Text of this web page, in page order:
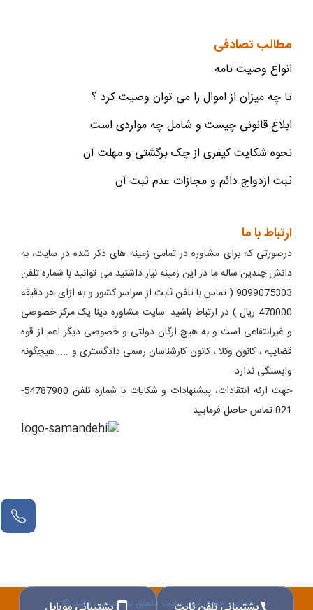
مطالب تصادفی
انواع وصیت نامه
تا چه میزان از اموال را می توان وصیت کرد ؟
ابلاغ قانونی چیست و شامل چه مواردی است
نحوه شکایت کیفری از چک برگشتی و مهلت آن
ثبت ازدواج دائم و مجازات عدم ثبت آن
ارتباط با ما
درصورتی که برای مشاوره در تمامی زمینه های ذکر شده در سایت، به
دانش چندین ساله ما در این زمینه نیاز داشتید می توانید با شماره تلفن
9099075303 ( تماس با تلفن ثابت از سراسر کشور و به ازای هر دقیقه
470000 ریال ) در ارتباط باشید. سایت مشاوره دینا یک مرکز خصوصی
و غیرانتفاعی است و به هیچ ارگان دولتی و خصوصی دیگر اعم از قوه
قضاییه ، کانون وکلا ، کانون کارشناسان رسمی دادگستری و .... هیچگونه
وابستگی ندارد.
جهت ارئه انتقادات، پیشنهادات و شکایات با شماره تلفن 54787900-
021 تماس حاصل فرمایید.
تمامی حقوق این سایت متعلق به دینا می باشد ©